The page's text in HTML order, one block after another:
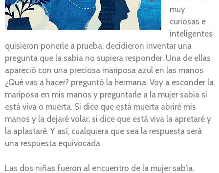
muy
curiosas e
inteligentes
quisieron ponerle a prueba, decidieron inventar una
pregunta que la sabia no supiera responder. Una de ellas
apareció con una preciosa mariposa azul en las manos
¿Qué vas a hacer? preguntó la hermana. Voy a esconder la
mariposa en mis manos y preguntarle a la mujer sabia si
está viva o muerta. Si dice que está muerta abriré mis
manos y la dejaré volar, si dice que está viva la apretaré y
la aplastaré. Y así, cualquiera que sea la respuesta será
una respuesta equivocada.
Las dos niñas fueron al encuentro de la mujer sabía.